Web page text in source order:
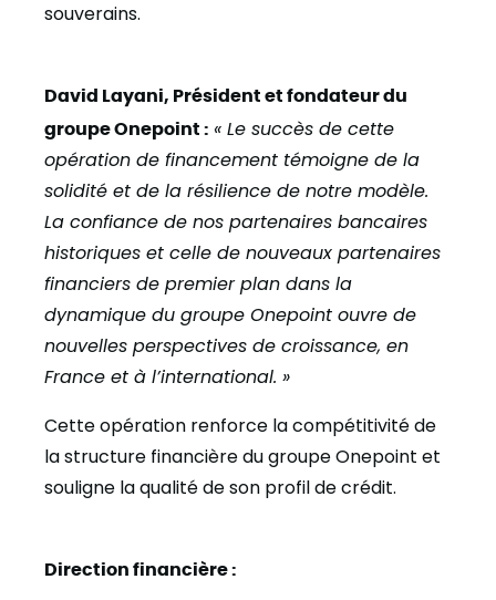
souverains.
David Layani, Président et fondateur du
groupe Onepoint : « Le succès de cette
opération de financement témoigne de la
solidité et de la résilience de notre modèle.
La confiance de nos partenaires bancaires
historiques et celle de nouveaux partenaires
financiers de premier plan dans la
dynamique du groupe Onepoint ouvre de
nouvelles perspectives de croissance, en
France et à l’international. »
Cette opération renforce la compétitivité de
la structure financière du groupe Onepoint et
souligne la qualité de son profil de crédit.
Direction financière :